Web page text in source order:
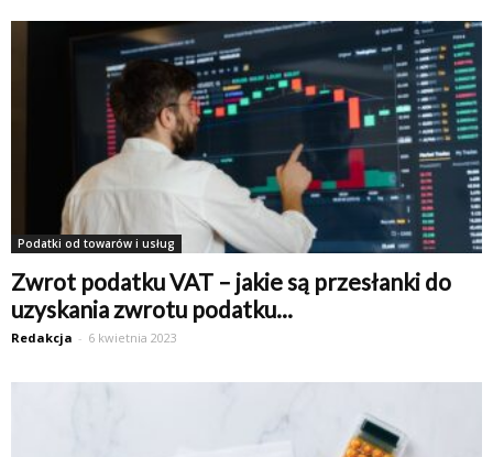
Podatki od towarów i usług
Zwrot podatku VAT – jakie są przesłanki do
uzyskania zwrotu podatku...
Redakcja - 6 kwietnia 2023